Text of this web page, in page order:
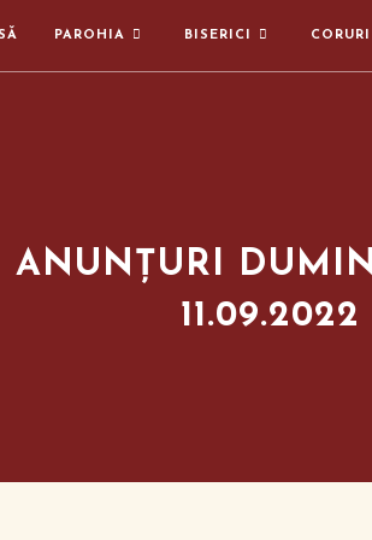
PAROHIA BISERICI CORURI
ANUNȚURI
11.09.2022